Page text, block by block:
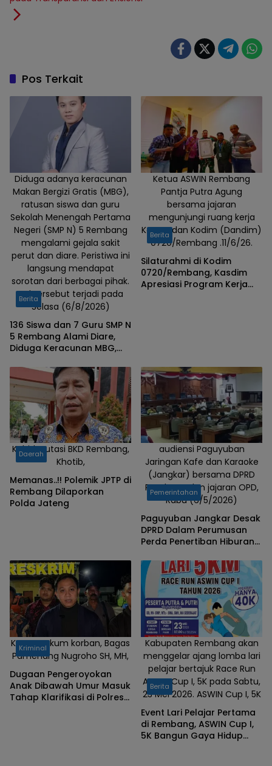
Pos Terkait
Diduga adanya keracunan
Makan Bergizi Gratis (MBG),
ratusan siswa dan guru
Sekolah Menengah Pertama
Negeri (SMP N) 5 Rembang
mengalami gejala sakit
perut dan diare. Peristiwa ini
langsung mendapat
sorotan dari berbagai pihak.
Hal tersebut terjadi pada
Selasa (6/8/2026)
Berita
136 Siswa dan 7 Guru SMP N
5 Rembang Alami Diare,
Diduga Keracunan MBG,
Jawab
Ketua ASWIN Rembang
Pantja Putra Agung
bersama jajaran
mengunjungi ruang kerja
Komandan Kodim (Dandim)
0720/Rembang .11/6/26.
Berita
Silaturahmi di Kodim
0720/Rembang, Kasdim
Apresiasi Program Kerja
Kabid Mutasi BKD Rembang,
Khotib,
Daerah
Memanas..!! Polemik JPTP di
Rembang Dilaporkan
Polda Jateng
audiensi Paguyuban
Jaringan Kafe dan Karaoke
(Jangkar) bersama DPRD
Rembang dan jajaran OPD,
Rabu (6/5/2026)
Pemerintahan
Paguyuban Jangkar Desak
DPRD Dalam Perumusan
Perda Penertiban Hiburan
Kuasa Hukum korban, Bagas
Pamenang Nugroho SH, MH,
Kriminal
Dugaan Pengeroyokan
Anak Dibawah Umur Masuk
Tahap Klarifikasi di Polres
Kabupaten Rembang akan
menggelar ajang lomba lari
pelajar bertajuk Race Run
ASWIN Cup I, 5K pada Sabtu,
23 Mei 2026. ASWIN Cup I, 5K
Berita
Event Lari Pelajar Pertama
di Rembang, ASWIN Cup I,
5K Bangun Gaya Hidup